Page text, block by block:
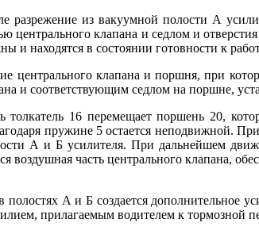
разрежение из вакуумной полости А
центрального клапана и седлом и
и находятся в состоянии готовности к
центрального клапана и поршня, при
и соответствующим седлом на поршне,
16 перемещает поршень 20,
пружине 5 остается неподвижной.
А и Б усилителя. При дальнейшем
воздушная часть центрального клапана,
полостях А и Б создается дополнительное
прилагаемым водителем к тормозной